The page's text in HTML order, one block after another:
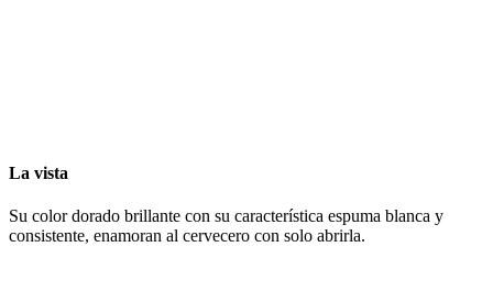
La vista
Su color dorado brillante con su característica espuma blanca y
consistente, enamoran al cervecero con solo abrirla.